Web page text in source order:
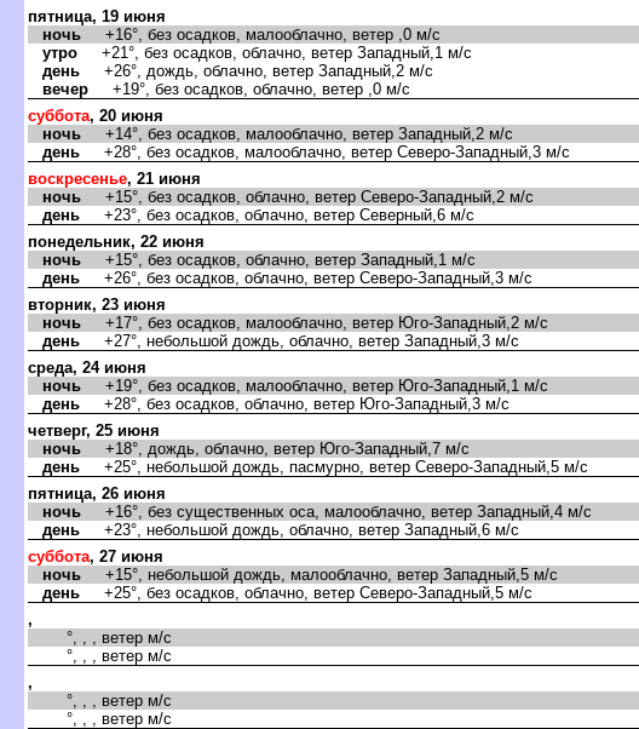
пятница, 19 июня
ночь +16°, без осадков, малооблачно, ветер ,0 м/с
утро +21°, без осадков, облачно, ветер Западный,1 м/с
день +26°, дождь, облачно, ветер Западный,2 м/с
ечер +19°, без осадков, облачно, ветер ,0 м/с
суббота, 20 июня
ночь +14°, без осадков, малооблачно, ветер Западный,2 м/с
день +28°, без осадков, малооблачно, ветер Северо-Западный,3 м/с
оскресенье, 21 июня
ночь +15°, без осадков, облачно, ветер Северо-Западный,2 м/с
день +23°, без осадков, облачно, ветер Северный,6 м/с
понедельник, 22 июня
ночь +15°, без осадков, облачно, ветер Западный,1 м/с
день +26°, без осадков, облачно, ветер Северо-Западный,3 м/с
торник, 23 июня
ночь +17°, без осадков, малооблачно, ветер Юго-Западный,2 м/с
день +27°, небольшой дождь, облачно, ветер Западный,3 м/с
среда, 24 июня
ночь +19°, без осадков, малооблачно, ветер Юго-Западный,1 м/с
день +28°, без осадков, облачно, ветер Юго-Западный,3 м/с
четверг, 25 июня
ночь +18°, дождь, облачно, ветер Юго-Западный,7 м/с
день +25°, небольшой дождь, пасмурно, ветер Северо-Западный,5 м/с
пятница, 26 июня
ночь +16°, без существенных оса, малооблачно, ветер Западный,4 м/с
день +23°, небольшой дождь, облачно, ветер Западный,6 м/с
суббота, 27 июня
ночь +15°, небольшой дождь, малооблачно, ветер Западный,5 м/с
день +25°, без осадков, облачно, ветер Северо-Западный,5 м/с
,
°, , , ветер м/с
°, , , ветер м/с
,
°, , , ветер м/с
°, , , ветер м/с